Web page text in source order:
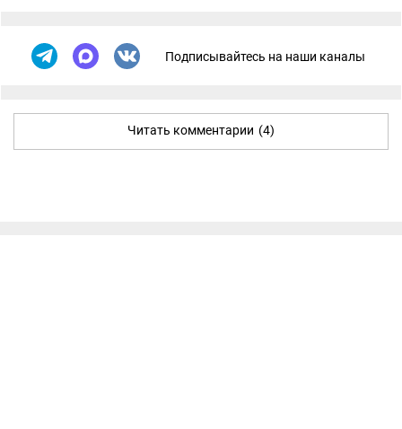
Подписывайтесь на наши каналы
Читать комментарии (4)